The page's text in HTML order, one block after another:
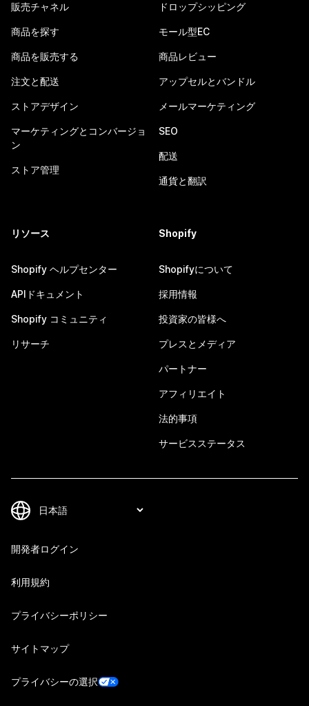
販売チャネル
商品を探す
商品を販売する
注文と配送
ストアデザイン
マーケティングとコンバージョ
ン
ストア管理
ドロップシッピング
モール型EC
商品レビュー
アップセルとバンドル
メールマーケティング
SEO
配送
通貨と翻訳
リソース
Shopify ヘルプセンター
APIドキュメント
Shopify コミュニティ
リサーチ
Shopify
Shopifyについて
採用情報
投資家の皆様へ
プレスとメディア
パートナー
アフィリエイト
法的事項
サービスステータス
開発者ログイン
利用規約
プライバシーポリシー
サイトマップ
プライバシーの選択